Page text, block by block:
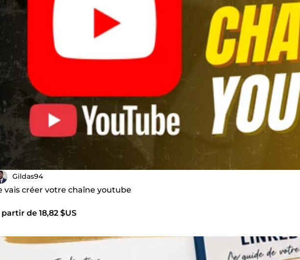
Gildas94
vais créer votre chaîne youtube
partir de 18,82 $US